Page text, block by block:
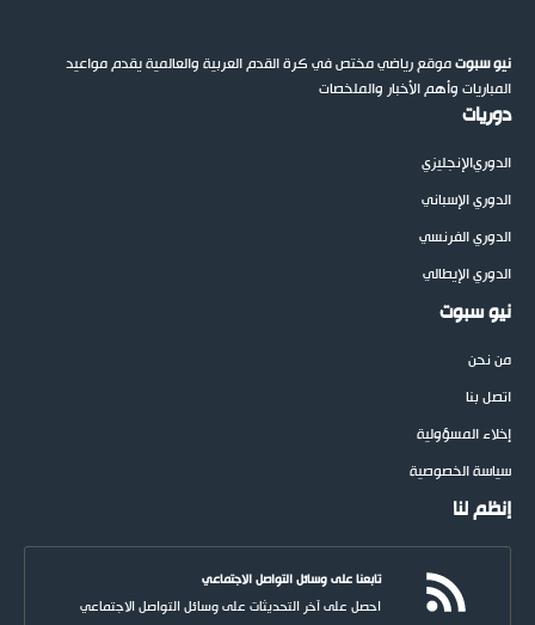
نيو سبوتموقع رياضي مختص في كرة القدم العربية والعالمية يقدم مواعيد
المباريات وأهم الأخبار والملخصات
دوريات
الدوريالإنجليزي
الدوري الإسباني
الدوري الفرنسي
الدوري الإيطالي
نيو سبوت
من نحن
اتصل بنا
إخلاء المسؤولية
سياسة الخصوصية
إنظم لنا
تابعنا على وسائل التواصل الاجتماعي
احصل على آخر التحديثات على وسائل التواصل الاجتماعي